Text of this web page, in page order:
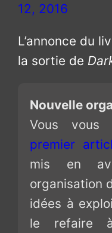
12, 2016
L’annonce du
la sortie de
Nouvelle
Vous vous
premier
mis en
organisation
idées à
le refaire